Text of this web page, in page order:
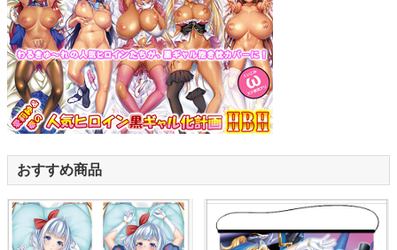
おすすめ商品